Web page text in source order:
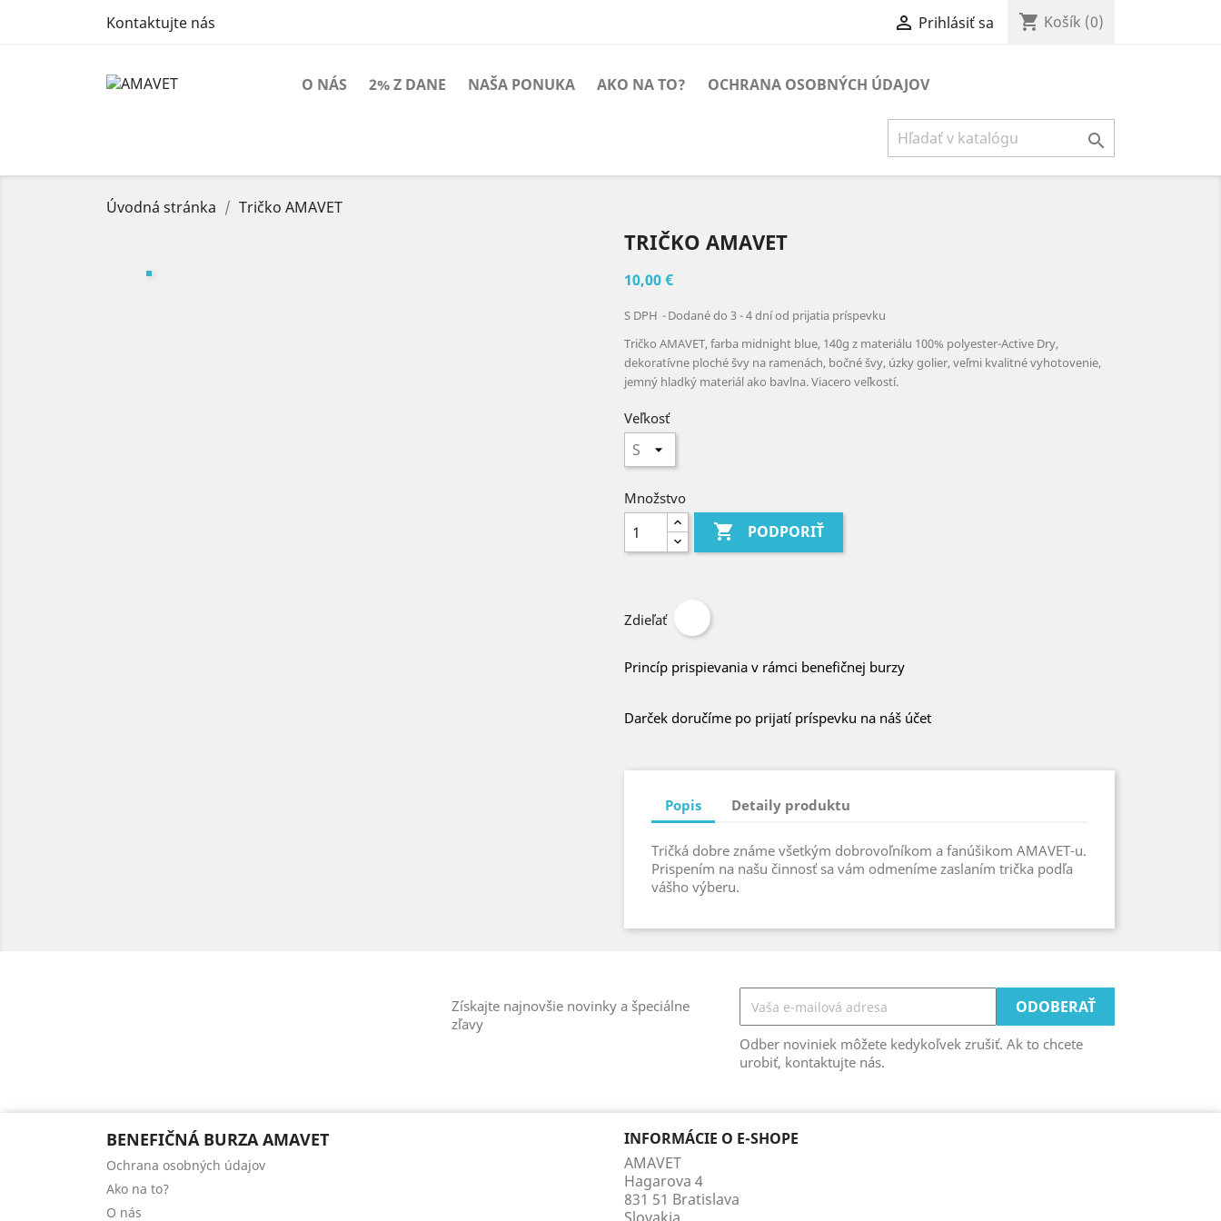
Kontaktujte nás  Prihlásiť sa shopping_cart Košík (0)
O NÁS 2% Z DANE NAŠA PONUKA AKO NA TO? OCHRANA OSOBNÝCH ÚDAJOV

Úvodná stránka Tričko AMAVET
TRIČKO AMAVET
10,00 €
S DPH
Dodané do 3 - 4 dní od prijatia príspevku
Tričko AMAVET, farba midnight blue, 140g z materiálu 100% polyester-Active Dry,
dekoratívne ploché švy na ramenách, bočné švy, úzky golier, veľmi kvalitné vyhotovenie,
jemný hladký materiál ako bavlna. Viacero veľkostí.
Veľkosť
Množstvo
 PODPORIŤ
Zdieľať
Princíp prispievania v rámci benefičnej burzy
Darček doručíme po prijatí príspevku na náš účet
Popis Detaily produktu
Tričká dobre známe všetkým dobrovoľníkom a fanúšikom AMAVET-u.
Prispením na našu činnosť sa vám odmeníme zaslaním trička podľa
vášho výberu.
Získajte najnovšie novinky a špeciálne
zľavy
Odber noviniek môžete kedykoľvek zrušiť. Ak to chcete
urobiť, kontaktujte nás.
BENEFIČNÁ BURZA AMAVET
Ochrana osobných údajov
Ako na to?
O nás
INFORMÁCIE O E-SHOPE
AMAVET
Hagarova 4
831 51 Bratislava